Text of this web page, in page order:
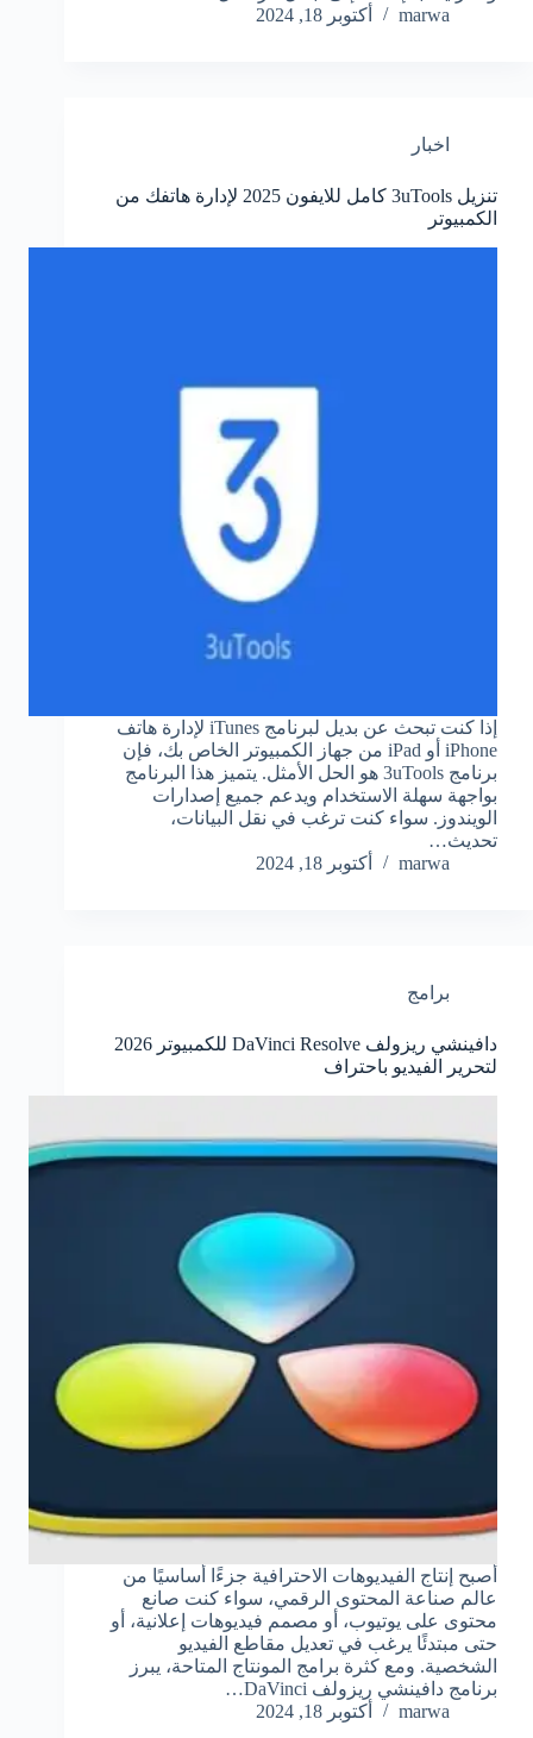
marwa
أكتوبر 18, 2024
اخبار
تنزيل 3uTools كامل للايفون 2025 لإدارة هاتفك من
الكمبيوتر
إذا كنت تبحث عن بديل لبرنامج iTunes لإدارة هاتف
iPhone أو iPad من جهاز الكمبيوتر الخاص بك، فإن
برنامج 3uTools هو الحل الأمثل. يتميز هذا البرنامج
بواجهة سهلة الاستخدام ويدعم جميع إصدارات
الويندوز. سواء كنت ترغب في نقل البيانات،
تحديث…
marwa
أكتوبر 18, 2024
برامج
دافينشي ريزولف DaVinci Resolve للكمبيوتر 2026
لتحرير الفيديو باحتراف
أصبح إنتاج الفيديوهات الاحترافية جزءًا أساسيًا من
عالم صناعة المحتوى الرقمي، سواء كنت صانع
محتوى على يوتيوب، أو مصمم فيديوهات إعلانية، أو
حتى مبتدئًا يرغب في تعديل مقاطع الفيديو
الشخصية. ومع كثرة برامج المونتاج المتاحة، يبرز
برنامج دافينشي ريزولف DaVinci…
marwa
أكتوبر 18, 2024